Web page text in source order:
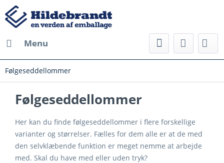
Menu
Følgeseddellommer
Følgeseddellommer
Her kan du finde følgeseddellommer i flere forskellige
varianter og størrelser. Fælles for dem alle er at de med
den selvklæbende funktion er meget nemme at arbejde
med. Skal du have med eller uden tryk?